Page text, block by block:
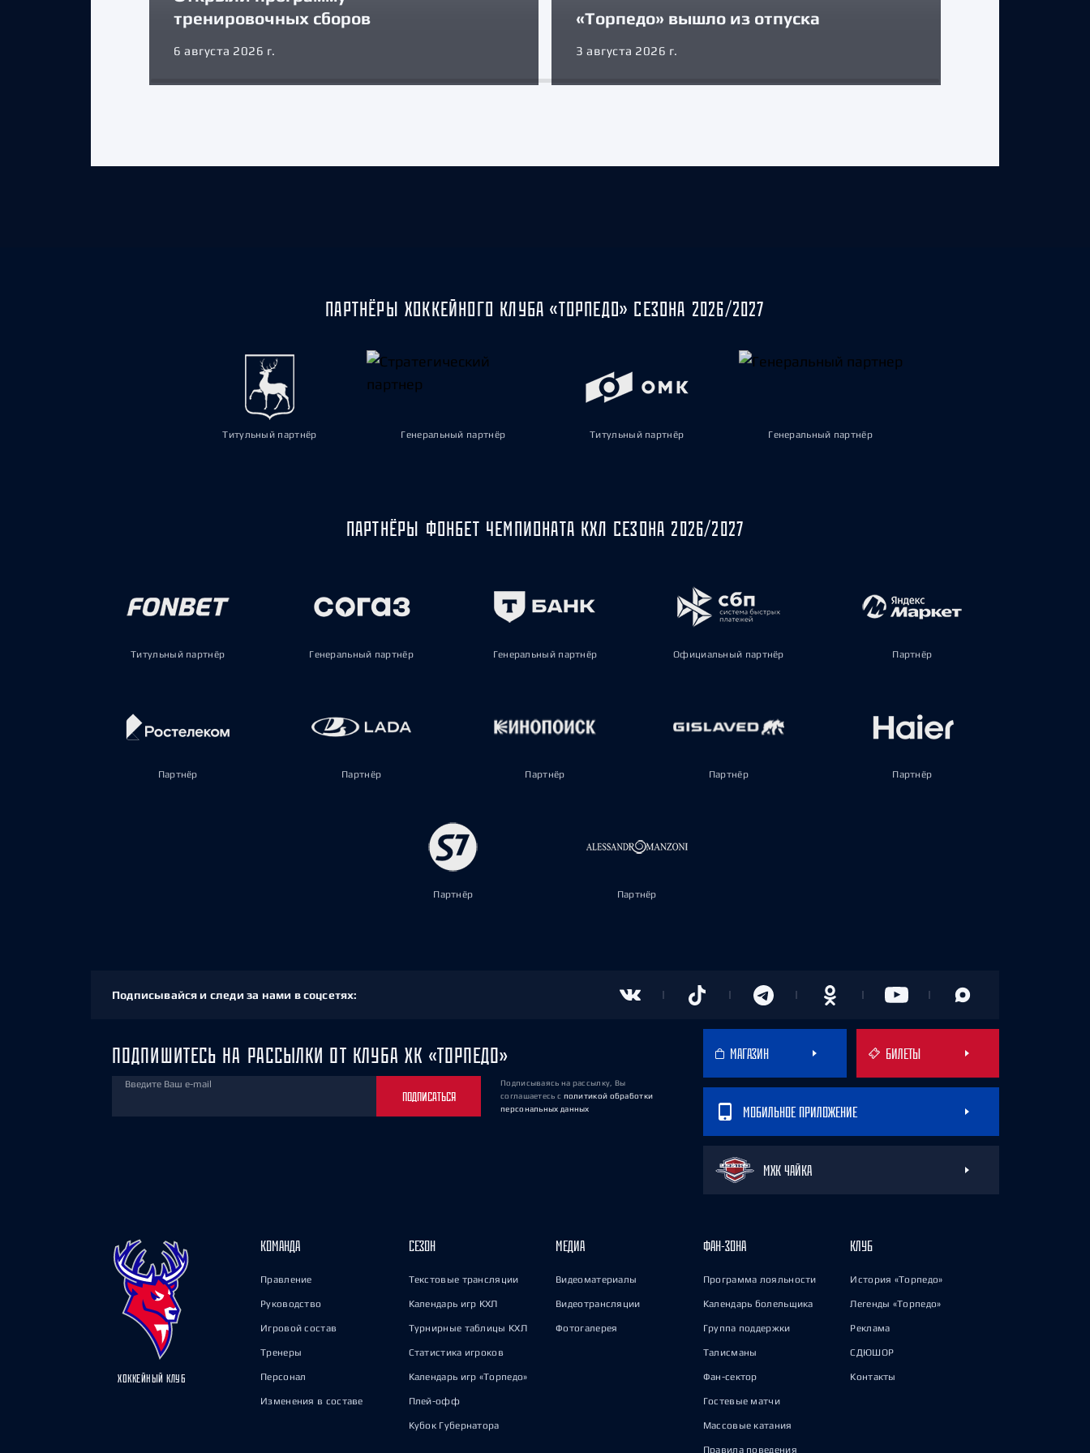
тренировочных сборов
6 августа 2026 г.
«Торпедо» вышло из отпуска
3 августа 2026 г.
ПАРТНЁРЫ ХОККЕЙНОГО КЛУБА «ТОРПЕДО» СЕЗОНА 2026/2027
Титульный партнёр Генеральный партнёр Титульный партнёр Генеральный партнёр
ПАРТНЁРЫ ФОНБЕТ ЧЕМПИОНАТА КХЛ СЕЗОНА 2026/2027
Титульный партнёр Генеральный партнёр Генеральный партнёр Официальный партнёр Партнёр
Партнёр Партнёр Партнёр Партнёр Партнёр
Партнёр Партнёр
Подписывайся и следи за нами в соцсетях:
ПОДПИШИТЕСЬ НА РАССЫЛКИ ОТ КЛУБА ХК «ТОРПЕДО»
Введите Ваш e-mail
ПОДПИСАТЬСЯ
Подписываясь на рассылку, Вы
соглашаетесь с политикой обработки
персональных данных
МАГАЗИН БИЛЕТЫ
МОБИЛЬНОЕ ПРИЛОЖЕНИЕ
МХК ЧАЙКА
ХОККЕЙНЫЙ КЛУБ
КОМАНДА
Правление
Руководство
Игровой состав
Тренеры
Персонал
Изменения в составе
СЕЗОН
Текстовые трансляции
Календарь игр КХЛ
Турнирные таблицы КХЛ
Статистика игроков
Календарь игр «Торпедо»
Плей-офф
Кубок Губернатора
МЕДИА
Видеоматериалы
Видеотрансляции
Фотогалерея
ФАН-ЗОНА
Программа лояльности
Календарь болельщика
Группа поддержки
Талисманы
Фан-сектор
Гостевые матчи
Массовые катания
Правила поведения
КЛУБ
История «Торпедо»
Легенды «Торпедо»
Реклама
СДЮШОР
Контакты